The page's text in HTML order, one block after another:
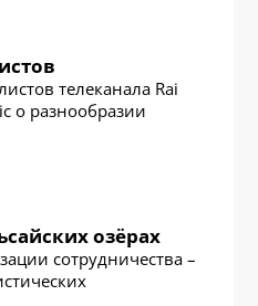
телеканала Rai
о разнообразии
озёрах
сотрудничества –